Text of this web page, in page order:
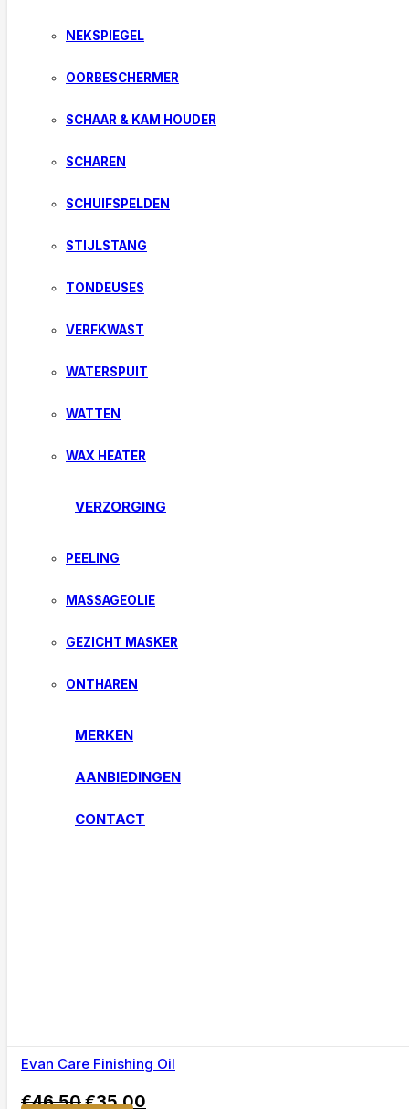
NEKSPIEGEL
OORBESCHERMER
SCHAAR & KAM HOUDER
SCHAREN
SCHUIFSPELDEN
STIJLSTANG
TONDEUSES
VERFKWAST
WATERSPUIT
WATTEN
WAX HEATER
VERZORGING
PEELING
MASSAGEOLIE
GEZICHT MASKER
ONTHAREN
MERKEN
AANBIEDINGEN
CONTACT
Evan Care Finishing Oil
€46,50€35,00